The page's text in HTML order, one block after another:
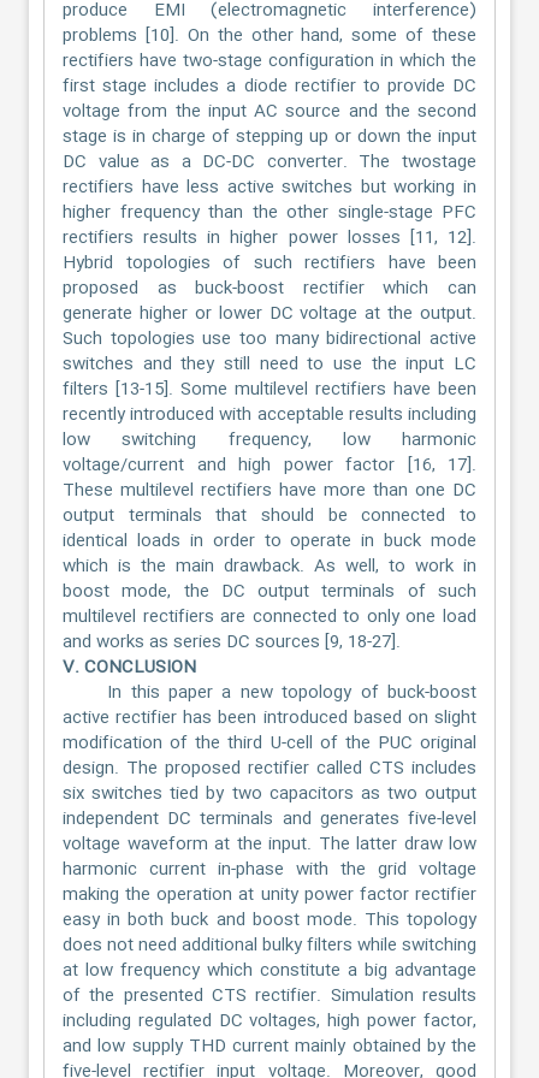
produce EMI (electromagnetic interference)
problems [10]. On the other hand, some of these
rectifiers have two-stage configuration in which the
first stage includes a diode rectifier to provide DC
voltage from the input AC source and the second
stage is in charge of stepping up or down the input
DC value as a DC-DC converter. The twostage
rectifiers have less active switches but working in
higher frequency than the other single-stage PFC
rectifiers results in higher power losses [11, 12].
Hybrid topologies of such rectifiers have been
proposed as buck-boost rectifier which can
generate higher or lower DC voltage at the output.
Such topologies use too many bidirectional active
switches and they still need to use the input LC
filters [13-15]. Some multilevel rectifiers have been
recently introduced with acceptable results including
low switching frequency, low harmonic
voltage/current and high power factor [16, 17].
These multilevel rectifiers have more than one DC
output terminals that should be connected to
identical loads in order to operate in buck mode
which is the main drawback. As well, to work in
boost mode, the DC output terminals of such
multilevel rectifiers are connected to only one load
and works as series DC sources [9, 18-27].
V. CONCLUSION
In this paper a new topology of buck-boost
active rectifier has been introduced based on slight
modification of the third U-cell of the PUC original
design. The proposed rectifier called CTS includes
six switches tied by two capacitors as two output
independent DC terminals and generates five-level
voltage waveform at the input. The latter draw low
harmonic current in-phase with the grid voltage
making the operation at unity power factor rectifier
easy in both buck and boost mode. This topology
does not need additional bulky filters while switching
at low frequency which constitute a big advantage
of the presented CTS rectifier. Simulation results
including regulated DC voltages, high power factor,
and low supply THD current mainly obtained by the
five-level rectifier input voltage. Moreover, good